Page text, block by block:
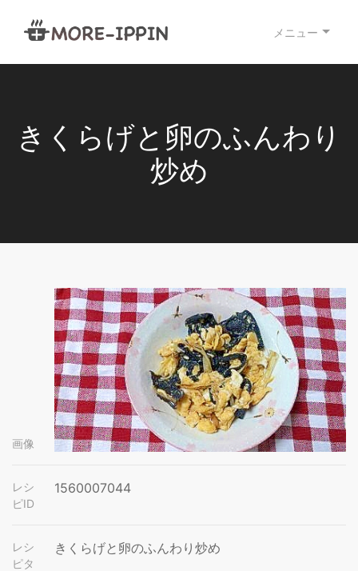
メニュー
きくらげと卵のふんわり
炒め
画像
レシ
ピID
1560007044
レシ
ピタ
きくらげと卵のふんわり炒め